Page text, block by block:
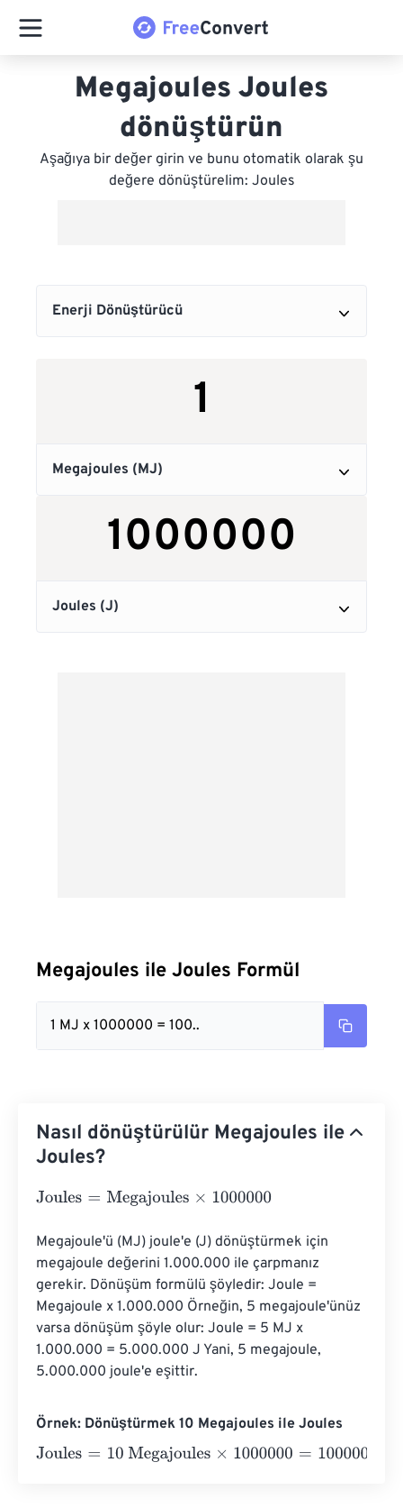
Megajoules Joules
dönüştürün
Aşağıya bir değer girin ve bunu otomatik olarak şu
değere dönüştürelim: Joules
Megajoules ile Joules Formül
1 MJ x 1000000 = 100..
Nasıl dönüştürülür Megajoules ile
Joules?
Joules= Megajoules×1000000
Megajoule'ü (MJ) joule'e (J) dönüştürmek için
megajoule değerini 1.000.000 ile çarpmanız
gerekir. Dönüşüm formülü şöyledir: Joule =
Megajoule x 1.000.000 Örneğin, 5 megajoule'ünüz
varsa dönüşüm şöyle olur: Joule = 5 MJ x
1.000.000 = 5.000.000 J Yani, 5 megajoule,
5.000.000 joule'e eşittir.
Örnek: Dönüştürmek 10 Megajoules ile Joules
Joules= 10 Megajoules×1000000=10000000 Joules